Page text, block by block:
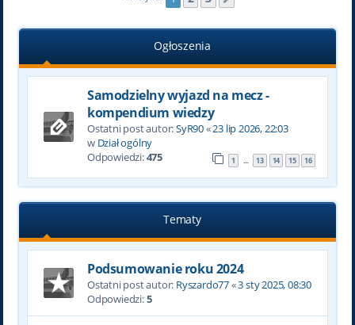
Ogłoszenia
Samodzielny wyjazd na mecz -
kompendium wiedzy
Ostatni post autor:SyR90«23 lip 2026, 22:03
w Dział ogólny
Odpowiedzi:475 1 … 13 14 15 16
Tematy
Podsumowanie roku 2024
Ostatni post autor: Ryszardo77«3 sty 2025, 08:30
Odpowiedzi:5